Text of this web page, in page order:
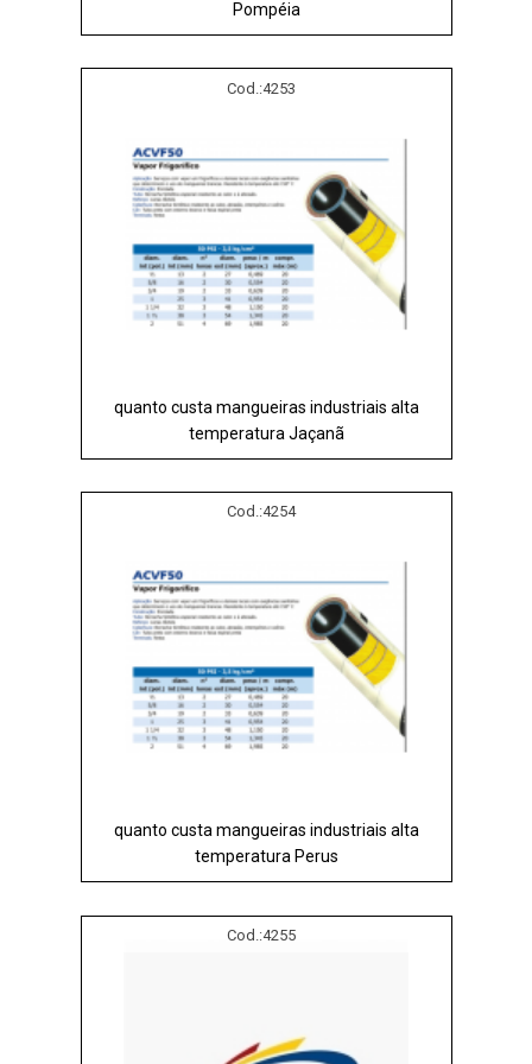
Pompéia
Cod.:4253
quanto custa mangueiras industriais alta
temperatura Jaçanã
Cod.:4254
quanto custa mangueiras industriais alta
temperatura Perus
Cod.:4255